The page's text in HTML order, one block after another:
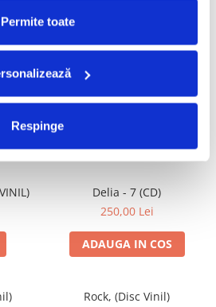
Permite toate
Respinge
Vița De Vie – În Corzi (Live
220,00 Lei
Delia - 7 (CD)
250,00 Lei
ADAUGA IN COS
Rock, (Disc Vinil)